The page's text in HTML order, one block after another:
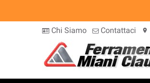
Chi Siamo Contattaci location_on